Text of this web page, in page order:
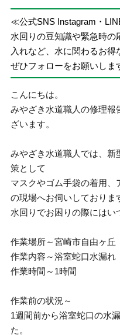
≪公式SNS Instagram・
水回りの豆知識や緊急時
入れなど、水に関わるお得
ぜひフォローをお願いしま
こんにちは。
みやざき水道職人の修理
ざいます。
みやざき水道職人では、
策として
マスクやゴム手袋の着用、
の現場へお伺いしておりま
水回りでお困りの際にはい
作業場所～宮崎市自由ヶ丘
作業内容～浴室蛇口水漏れ
作業時間～1時間
作業前の状況～
1週間前から浴室蛇口の水
た。